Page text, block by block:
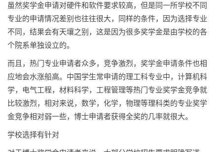
虽然奖学金申请对硬件和软件要求较高，但是同一所学校不同
专业的申请情况差别也往往很大，同样的条件，因为选择专业
不同，结果会有天壤之别，这是因为很多奖学金是由学校的各
个院系单独设立的。
而且，热门专业申请者众多，竞争激烈，奖学金申请条件也相
应地会水涨船高。中国学生常申请的理工科专业中，计算机科
学，电气工程，材料科学，工程管理等热门专业奖学金竞争就
比较激烈，相对来说，数学，化学，物理等理科类的专业奖学
金竞争相对弱一些，博士申请者获得全奖的几率就很大。
学校选择有针对